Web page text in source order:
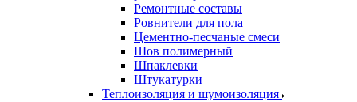
Ремонтные составы
Ровнители для пола
Цементно-песчаные смеси
Шов полимерный
Шпаклевки
Штукатурки
Теплоизоляция и шумоизоляция